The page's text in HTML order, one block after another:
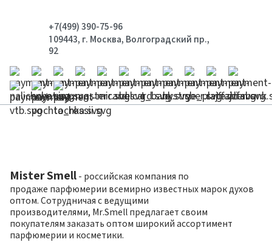
+7(499) 390-75-96
109443, г. Москва, Волгоградский пр.,
92
Mister Smell - российская компания по
продаже парфюмерии всемирно известных марок духов
оптом. Сотрудничая с ведущими
производителями, Mr.Smell предлагает своим
покупателям заказать оптом широкий ассортимент
парфюмерии и косметики.